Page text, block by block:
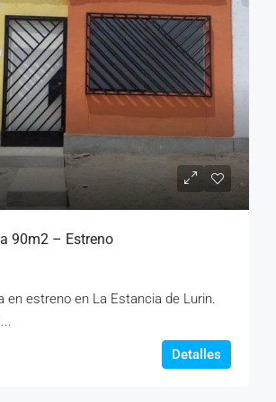
90m2 – Estreno
en estreno en La Estancia de Lurin.
Detalles